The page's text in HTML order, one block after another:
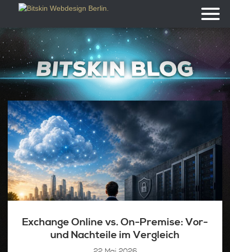
Exchange Online vs. On-Premise: Vor-
und Nachteile im Vergleich